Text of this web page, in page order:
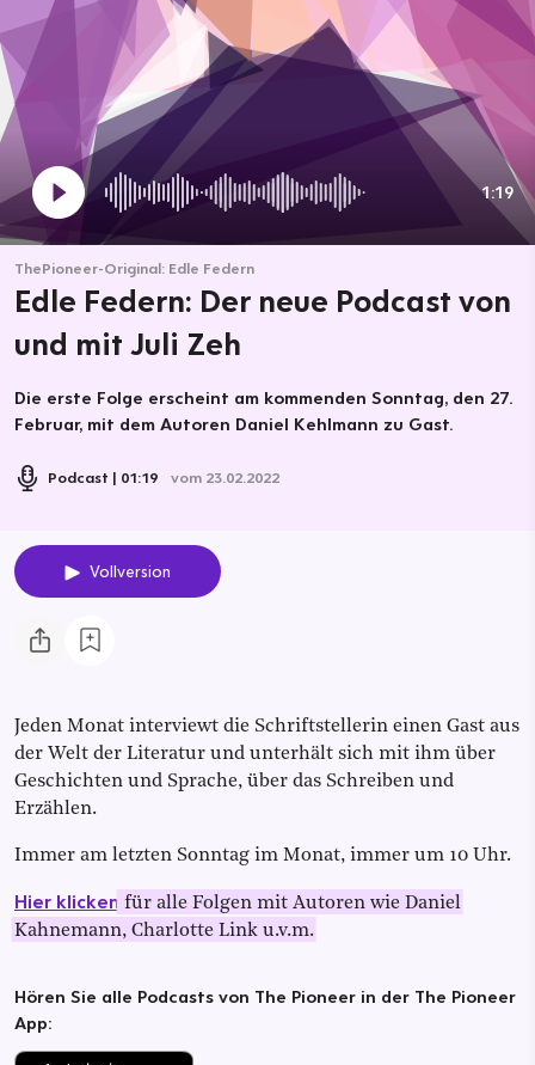
1:19
ThePioneer-Original: Edle Federn
Edle Federn: Der neue Podcast von
und mit Juli Zeh
Die erste Folge erscheint am kommenden Sonntag, den 27.
Februar, mit dem Autoren Daniel Kehlmann zu Gast.
Podcast 01:19 vom 23.02.2022
Vollversion
Jeden Monat interviewt die Schriftstellerin einen Gast aus
der Welt der Literatur und unterhält sich mit ihm über
Geschichten und Sprache, über das Schreiben und
Erzählen.
Immer am letzten Sonntag im Monat, immer um 10 Uhr.
Hier klicken für alle Folgen mit Autoren wie Daniel
Kahnemann, Charlotte Link u.v.m.
Hören Sie alle Podcasts von The Pioneer in der The Pioneer
App: